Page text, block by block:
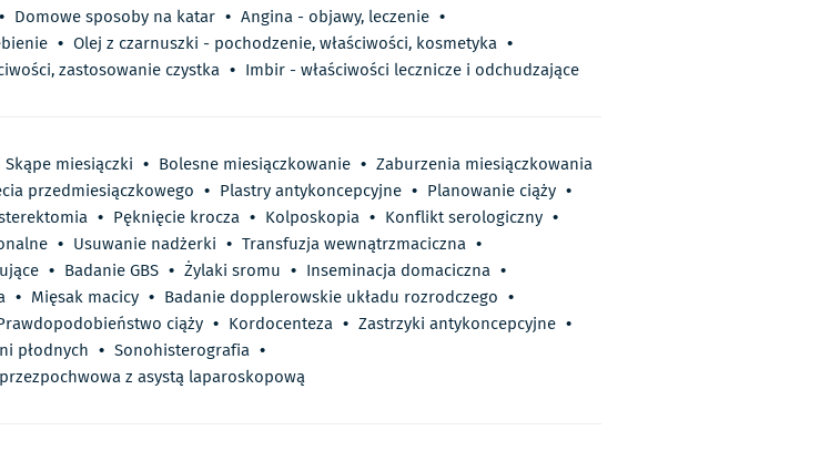
• Domowe sposoby na katar • Angina - objawy, leczenie •
• Olej z czarnuszki - pochodzenie, właściwości, kosmetyka •
zastosowanie czystka • Imbir - właściwości lecznicze i odchudzające
Skąpe miesiączki • Bolesne miesiączkowanie • Zaburzenia miesiączkowania
przedmiesiączkowego • Plastry antykoncepcyjne • Planowanie ciąży •
• Pęknięcie krocza • Kolposkopia • Konflikt serologiczny •
• Usuwanie nadżerki • Transfuzja wewnątrzmaciczna •
• Badanie GBS • Żylaki sromu • Inseminacja domaciczna •
• Mięsak macicy • Badanie dopplerowskie układu rozrodczego •
ciąży • Kordocenteza • Zastrzyki antykoncepcyjne •
płodnych • Sonohisterografia •
z asystą laparoskopową